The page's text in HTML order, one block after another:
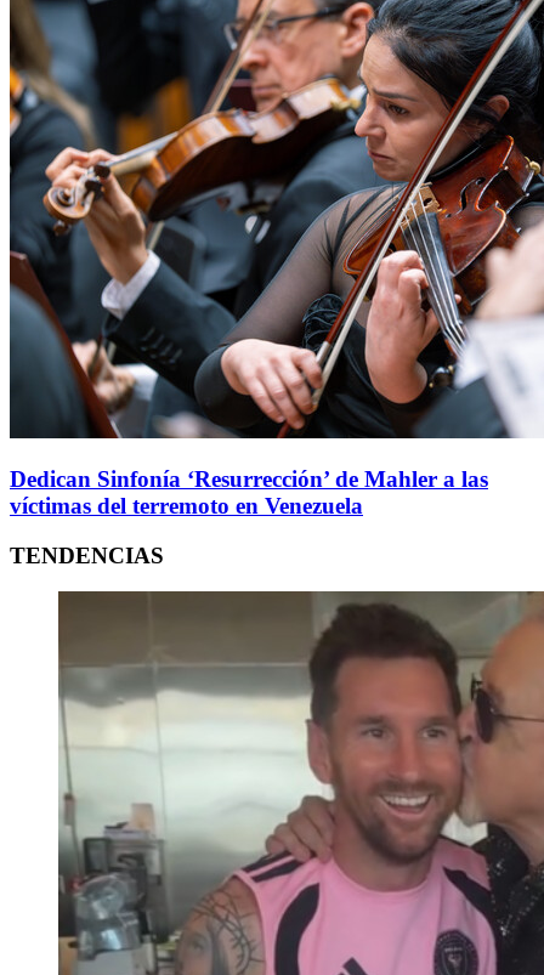
Dedican Sinfonía ‘Resurrección’ de Mahler a las
víctimas del terremoto en Venezuela
TENDENCIAS